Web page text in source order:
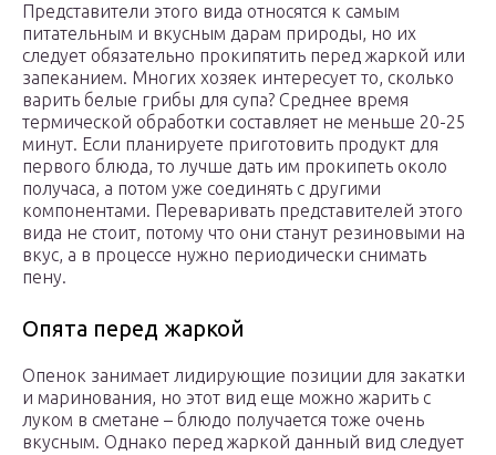
Представители этого вида относятся к самым
питательным и вкусным дарам природы, но их
следует обязательно прокипятить перед жаркой или
запеканием. Многих хозяек интересует то, сколько
варить белые грибы для супа? Среднее время
термической обработки составляет не меньше 20-25
минут. Если планируете приготовить продукт для
первого блюда, то лучше дать им прокипеть около
получаса, а потом уже соединять с другими
компонентами. Переваривать представителей этого
вида не стоит, потому что они станут резиновыми на
вкус, а в процессе нужно периодически снимать
пену.
Опята перед жаркой
Опенок занимает лидирующие позиции для закатки
и маринования, но этот вид еще можно жарить с
луком в сметане – блюдо получается тоже очень
вкусным. Однако перед жаркой данный вид следует